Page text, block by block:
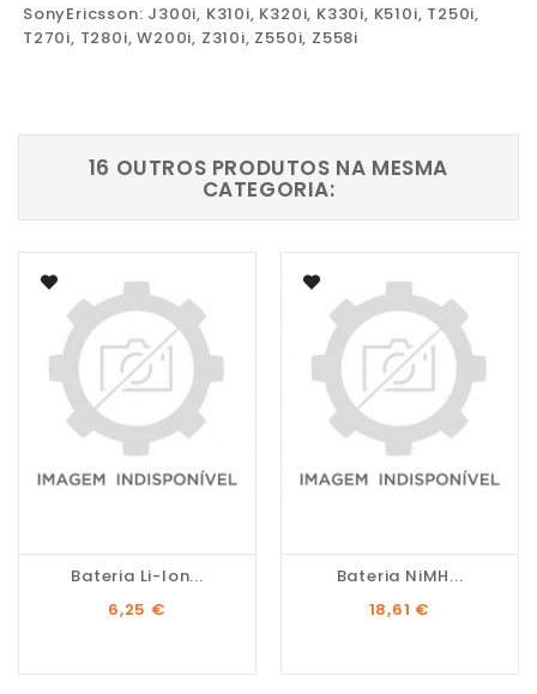
SonyEricsson: J300i, K310i, K320i, K330i, K510i, T250i,
T270i, T280i, W200i, Z310i, Z550i, Z558i
16 OUTROS PRODUTOS NA MESMA
CATEGORIA:
Bateria Li-Ion...
Preço
6,25 €
Bateria NiMH...
Preço
18,61 €